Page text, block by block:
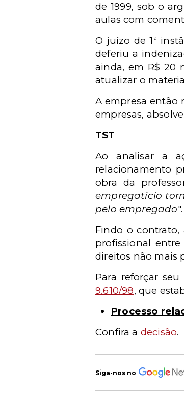
de 1999, sob o
aulas com
O juízo de 1ª
deferiu a
ainda, em R$ 20
atualizar o
A empresa então
empresas,
TST
Ao analisar a
relacionamento
obra da
empregatício
pelo empregado".
Findo o contrato,
profissional
direitos não mais
Para reforçar
9.610/98, que
Processo
Confira a decisão.
Siga-nos no